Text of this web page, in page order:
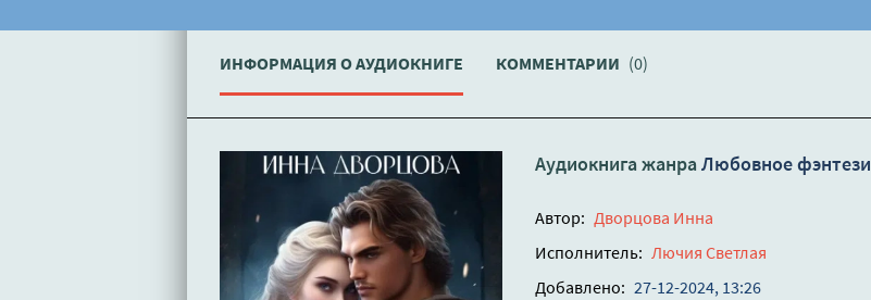
ИНФОРМАЦИЯ О АУДИОКНИГЕ КОММЕНТАРИИ (0)
Аудиокнига жанра Любовное фэнтези
Автор: Дворцова Инна
Исполнитель: Лючия Светлая
Добавлено: 27-12-2024, 13:26